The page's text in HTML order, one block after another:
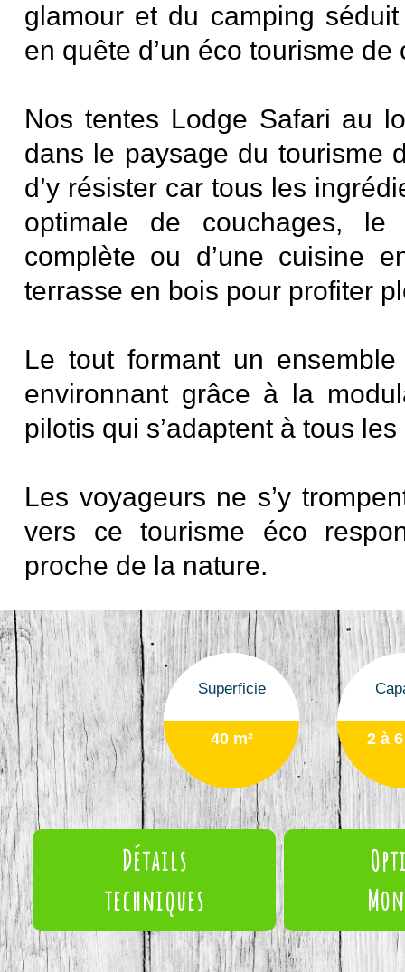
glamour et du camping
en quête d’un éco tourisme de
Nos tentes Lodge Safari au
dans le paysage du tourisme
d’y résister car tous les
optimale de couchages,
complète ou d’une cuisine
terrasse en bois pour profiter
Le tout formant un
environnant grâce à la
pilotis qui s’adaptent à tous
Les voyageurs ne s’y
vers ce tourisme éco
proche de la nature.
Superficie
40 m² 2 à
Détails
techniques